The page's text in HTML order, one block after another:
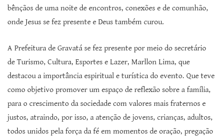
bênçãos de uma noite de encontros, conexões e de comunhão,
onde Jesus se fez presente e Deus também curou.
A Prefeitura de Gravatá se fez presente por meio do secretário
de Turismo, Cultura, Esportes e Lazer, Marllon Lima, que
destacou a importância espiritual e turística do evento. Que teve
como objetivo promover um espaço de reflexão sobre a família,
para o crescimento da sociedade com valores mais fraternos e
justos, atraindo, por isso, a atenção de jovens, crianças, adultos,
todos unidos pela força da fé em momentos de oração, pregação